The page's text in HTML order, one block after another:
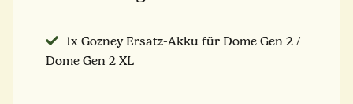
1x Gozney Ersatz-Akku für Dome Gen 2 /
Dome Gen 2 XL